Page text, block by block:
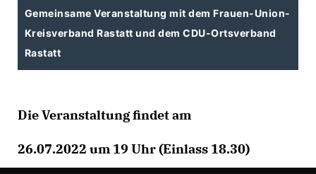
Gemeinsame Veranstaltung mit dem Frauen-Union-
Kreisverband Rastatt und dem CDU-Ortsverband
Rastatt
Die Veranstaltung findet am
26.07.2022 um 19 Uhr (Einlass 18.30)